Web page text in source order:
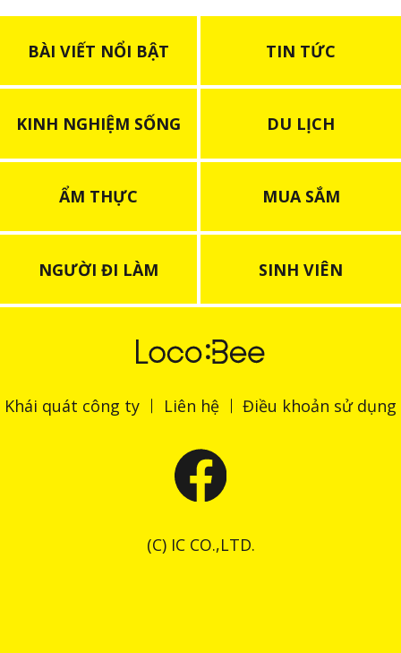
BÀI VIẾT NỔI BẬT TIN TỨC
KINH NGHIỆM SỐNG DU LỊCH
ẨM THỰC MUA SẮM
NGƯỜI ĐI LÀM SINH VIÊN
Khái quát công ty Liên hệ Điều khoản sử dụng
(C) IC CO.,LTD.